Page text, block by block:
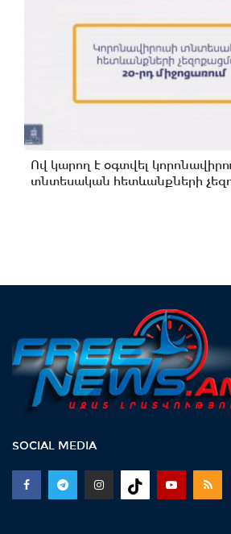
Ով կարող է օգտվել
տնտեսական հետևանքների
SOCIAL MEDIA